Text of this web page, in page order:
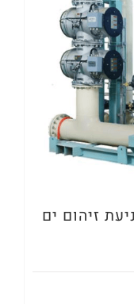
זיהום ים